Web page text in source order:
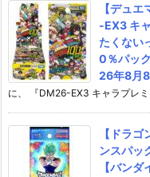
【デュ
-EX3 キ
たくない
0％パッ
26年8月
に、 『DM26-EX3 キャラプレ
【ドラ
ンスパッ
【バン